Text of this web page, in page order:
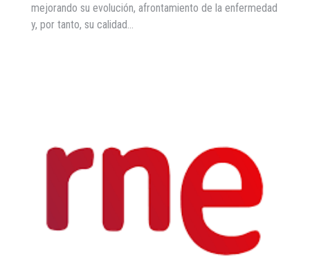
mejorando su evolución, afrontamiento de la enfermedad
y, por tanto, su calidad…